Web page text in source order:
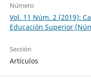
Número
Vol. 11 Núm. 2 (2019):
Educación Superior
Sección
Artículos